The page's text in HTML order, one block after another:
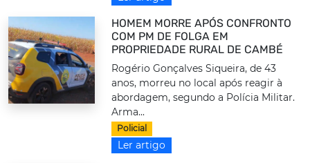
HOMEM MORRE APÓS CONFRONTO
COM PM DE FOLGA EM
PROPRIEDADE RURAL DE CAMBÉ
Rogério Gonçalves Siqueira, de 43
anos, morreu no local após reagir à
abordagem, segundo a Polícia Militar.
Arma...
Policial
Ler artigo